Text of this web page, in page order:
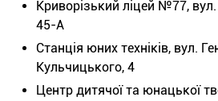
Криворізький ліцей №77,
45-А
Станція юних техніків, вул.
Кульчицького, 4
Центр дитячої та юнацької